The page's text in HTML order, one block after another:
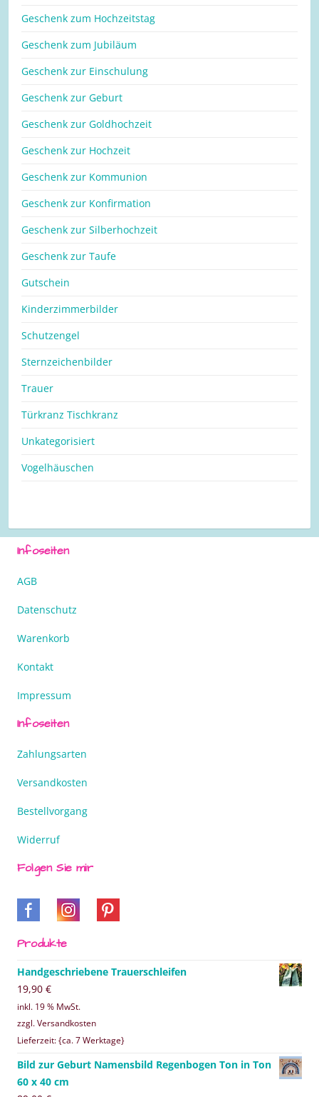
Geschenk zum Hochzeitstag
Geschenk zum Jubiläum
Geschenk zur Einschulung
Geschenk zur Geburt
Geschenk zur Goldhochzeit
Geschenk zur Hochzeit
Geschenk zur Kommunion
Geschenk zur Konfirmation
Geschenk zur Silberhochzeit
Geschenk zur Taufe
Gutschein
Kinderzimmerbilder
Schutzengel
Sternzeichenbilder
Trauer
Türkranz Tischkranz
Unkategorisiert
Vogelhäuschen
Infoseiten
AGB
Datenschutz
Warenkorb
Kontakt
Impressum
Infoseiten
Zahlungsarten
Versandkosten
Bestellvorgang
Widerruf
Folgen Sie mir
Produkte
Handgeschriebene Trauerschleifen
19,90 €
inkl. 19 % MwSt.
zzgl. Versandkosten
Lieferzeit: {ca. 7 Werktage}
Bild zur Geburt Namensbild Regenbogen Ton in Ton
60 x 40 cm